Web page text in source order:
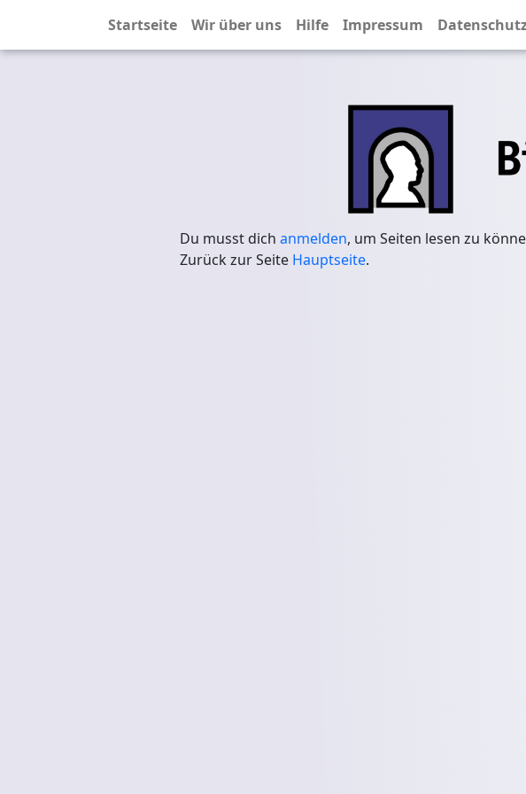
Startseite Wir über uns Hilfe Impressum
Du musst dich anmelden, um Seiten lesen zu
Zurück zur Seite Hauptseite.